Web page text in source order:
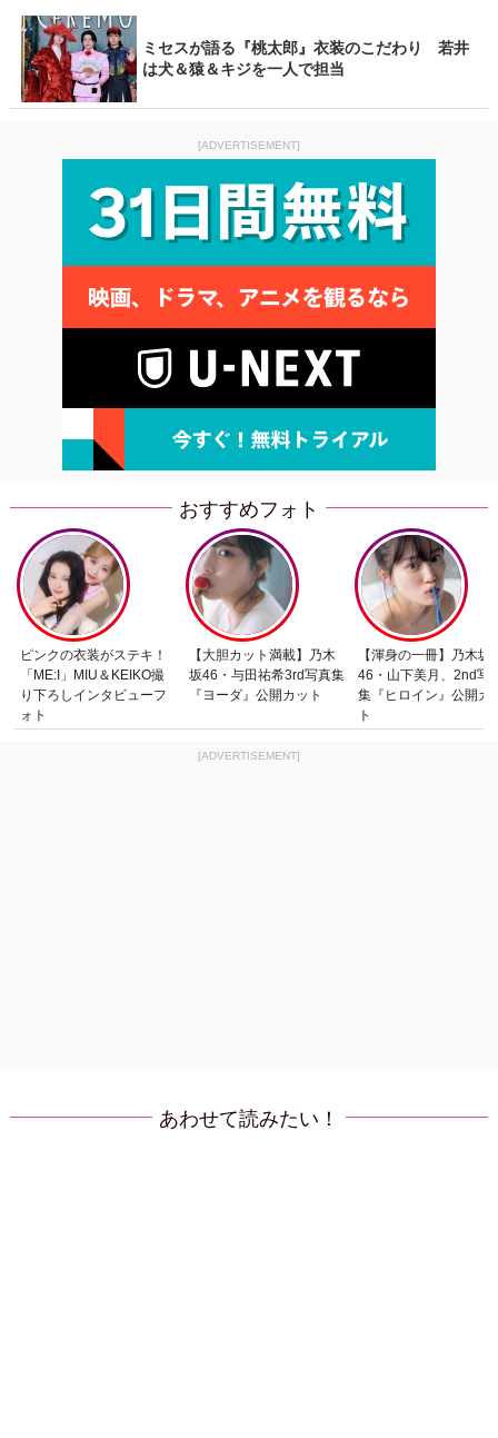
ミセスが語る『桃太郎』衣装のこだわり 若井
は犬＆猿＆キジを一人で担当
[ADVERTISEMENT]
おすすめフォト
ピンクの衣装がステキ！
「ME:I」MIU＆KEIKO撮
り下ろしインタビューフ
ォト
【大胆カット満載】乃木
坂46・与田祐希3rd写真集
『ヨーダ』公開カット
【渾身の一冊】乃木坂
46・山下美月、2nd写
集『ヒロイン』公開カ
ト
[ADVERTISEMENT]
あわせて読みたい！